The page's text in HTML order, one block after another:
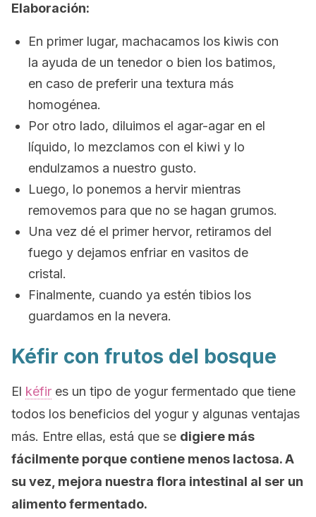
Elaboración:
En primer lugar, machacamos los kiwis con
la ayuda de un tenedor o bien los batimos,
en caso de preferir una textura más
homogénea.
Por otro lado, diluimos el agar-agar en el
líquido, lo mezclamos con el kiwi y lo
endulzamos a nuestro gusto.
Luego, lo ponemos a hervir mientras
removemos para que no se hagan grumos.
Una vez dé el primer hervor, retiramos del
fuego y dejamos enfriar en vasitos de
cristal.
Finalmente, cuando ya estén tibios los
guardamos en la nevera.
Kéfir con frutos del bosque
El kéfir es un tipo de yogur fermentado que tiene
todos los beneficios del yogur y algunas ventajas
más. Entre ellas, está que se digiere más
fácilmente porque contiene menos lactosa. A
su vez, mejora nuestra flora intestinal al ser un
alimento fermentado.